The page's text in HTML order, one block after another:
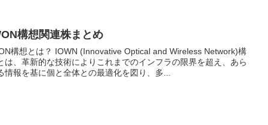
構想関連株まとめ
？ IOWN (Innovative Optical and Wireless Network)構
は、革新的な技術によりこれまでのインフラの限界を超え、あら
情報を基に個と全体との最適化を図り、多...